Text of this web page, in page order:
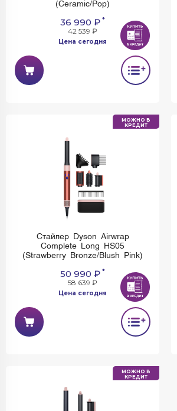
(Ceramic/Pop)
36 990 ₽ *
42 539 ₽
Цена сегодня
МОЖНО В
КРЕДИТ
Стайлер Dyson Airwrap
Complete Long HS05
(Strawberry Bronze/Blush Pink)
50 990 ₽ *
58 639 ₽
Цена сегодня
МОЖНО В
КРЕДИТ